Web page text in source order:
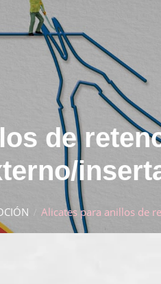
de
Alicates para anillos de